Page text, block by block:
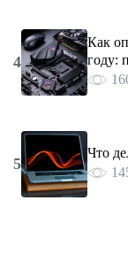
4
Как
году:
5
Что